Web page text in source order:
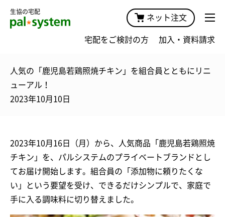
生協の宅配
ネット注文
宅配をご検討の方 加入・資料請求
人気の「鹿児島若鶏照焼チキン」を組合員とともにリニ
ューアル！
2023年10月10日
2023年10月16日（月）から、人気商品「鹿児島若鶏照焼
チキン」を、パルシステムのプライベートブランドとし
てお届け開始します。組合員の「添加物に頼りたくな
い」という要望を受け、できるだけシンプルで、家庭で
手に入る調味料に切り替えました。